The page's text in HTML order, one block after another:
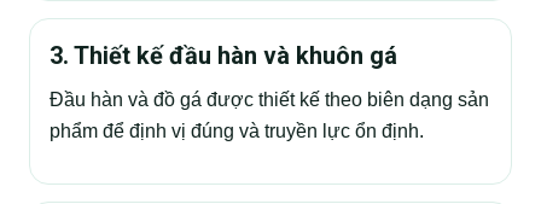
3. Thiết kế đầu hàn và khuôn gá
Đầu hàn và đồ gá được thiết kế theo biên dạng sản
phẩm để định vị đúng và truyền lực ổn định.